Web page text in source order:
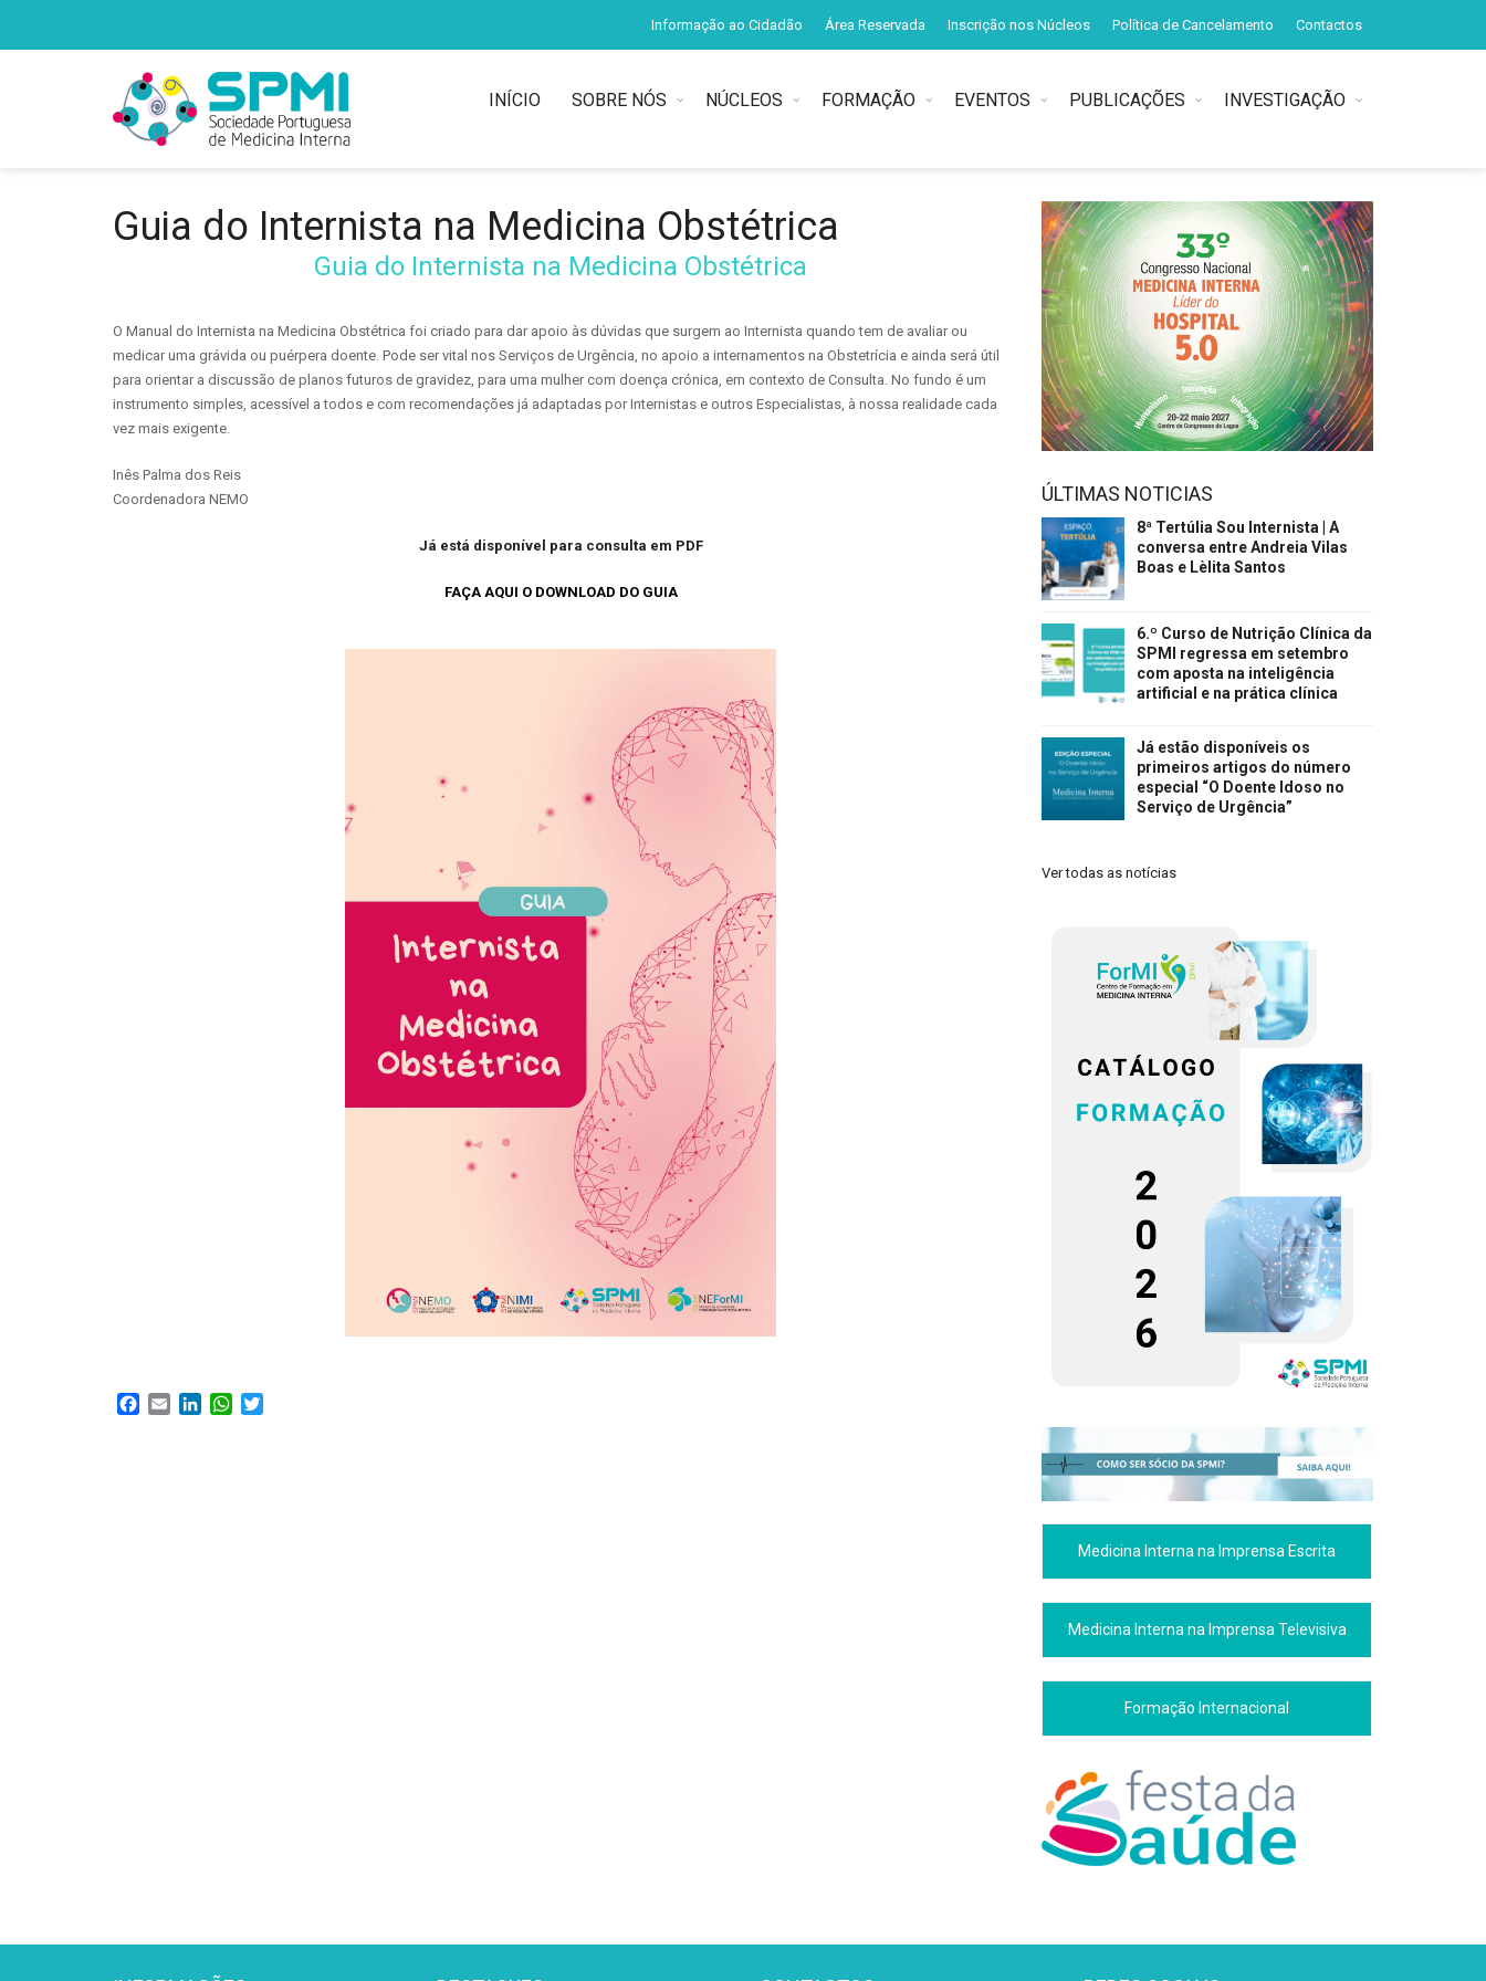
Informação ao Cidadão Área Reservada Inscrição nos Núcleos Política de Cancelamento Contactos
INÍCIO SOBRE NÓS NÚCLEOS FORMAÇÃO EVENTOS PUBLICAÇÕES INVESTIGAÇÃO
Guia do Internista na Medicina Obstétrica
Guia do Internista na Medicina Obstétrica
O Manual do Internista na Medicina Obstétrica foi criado para dar apoio às dúvidas que surgem ao Internista quando tem de avaliar ou
medicar uma grávida ou puérpera doente. Pode ser vital nos Serviços de Urgência, no apoio a internamentos na Obstetrícia e ainda será útil
para orientar a discussão de planos futuros de gravidez, para uma mulher com doença crónica, em contexto de Consulta. No fundo é um
instrumento simples, acessível a todos e com recomendações já adaptadas por Internistas e outros Especialistas, à nossa realidade cada
vez mais exigente.
Inês Palma dos Reis
Coordenadora NEMO
Já está disponível para consulta em PDF
FAÇA AQUI O DOWNLOAD DO GUIA
Facebook
Email LinkedInWhatsApp
ÚLTIMAS NOTICIAS
8ª Tertúlia Sou Internista | A
conversa entre Andreia Vilas
Boas e Lèlita Santos
6.º Curso de Nutrição Clínica da
SPMI regressa em setembro
com aposta na inteligência
artificial e na prática clínica
Já estão disponíveis os
primeiros artigos do número
especial “O Doente Idoso no
Serviço de Urgência”
Ver todas as notícias
Medicina Interna na Imprensa Escrita
Medicina Interna na Imprensa Televisiva
Formação Internacional